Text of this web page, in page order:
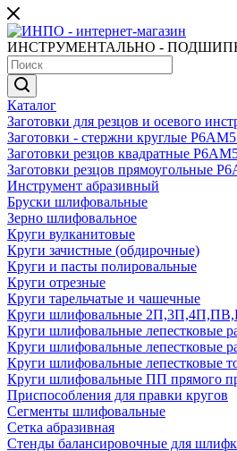
ИНСТРУМЕНТАЛЬНО -
Каталог
Заготовки для резцов и осевого
Заготовки - стержни круглые
Заготовки резцов квадратные
Заготовки резцов прямоугольные
Инструмент абразивный
Бруски шлифовальные
Зерно шлифовальное
Круги вулканитовые
Круги зачистные (обдирочные)
Круги и пасты полировальные
Круги отрезные
Круги тарельчатые и чашечные
Круги шлифовальные
Круги шлифовальные лепестковые
Круги шлифовальные лепестковые
Круги шлифовальные лепестковые
Круги шлифовальные ПП прямого
Приспособления для правки кругов
Сегменты шлифовальные
Сетка абразивная
Стенды балансировочные для